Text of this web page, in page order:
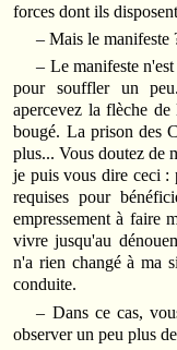
forces dont ils
– Mais le manifeste
– Le manifeste
pour souffler un
apercevez la flèche de
bougé. La prison des
plus... Vous doutez de
je puis vous dire ceci :
requises pour
empressement à faire
vivre jusqu'au
n'a rien changé à ma
conduite.
– Dans ce cas,
observer un peu plus